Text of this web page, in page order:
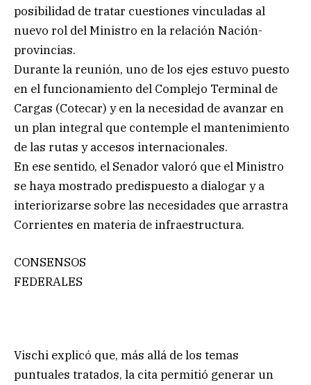
posibilidad de tratar cuestiones vinculadas al
nuevo rol del Ministro en la relación Nación-
provincias.
Durante la reunión, uno de los ejes estuvo puesto
en el funcionamiento del Complejo Terminal de
Cargas (Cotecar) y en la necesidad de avanzar en
un plan integral que contemple el mantenimiento
de las rutas y accesos internacionales.
En ese sentido, el Senador valoró que el Ministro
se haya mostrado predispuesto a dialogar y a
interiorizarse sobre las necesidades que arrastra
Corrientes en materia de infraestructura.
CONSENSOS
FEDERALES
Vischi explicó que, más allá de los temas
puntuales tratados, la cita permitió generar un